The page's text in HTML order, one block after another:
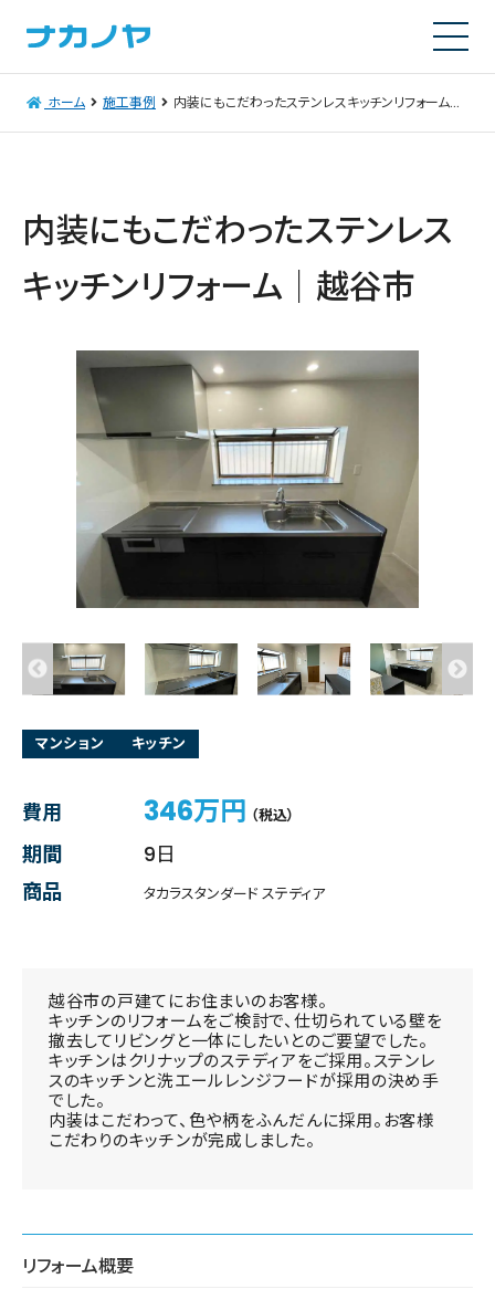
ホーム 施工事例 内装にもこだわったステンレスキッチンリフォーム｜越谷市
内装にもこだわったステンレス
キッチンリフォーム｜越谷市
マンション キッチン
費用 346万円 （税込）
期間
9日
商品
タカラスタンダード ステディア
越谷市の戸建てにお住まいのお客様。
キッチンのリフォームをご検討で、仕切られている壁を
撤去してリビングと一体にしたいとのご要望でした。
キッチンはクリナップのステディアをご採用。ステンレ
スのキッチンと洗エールレンジフードが採用の決め手
でした。
内装はこだわって、色や柄をふんだんに採用。お客様
こだわりのキッチンが完成しました。
リフォーム概要